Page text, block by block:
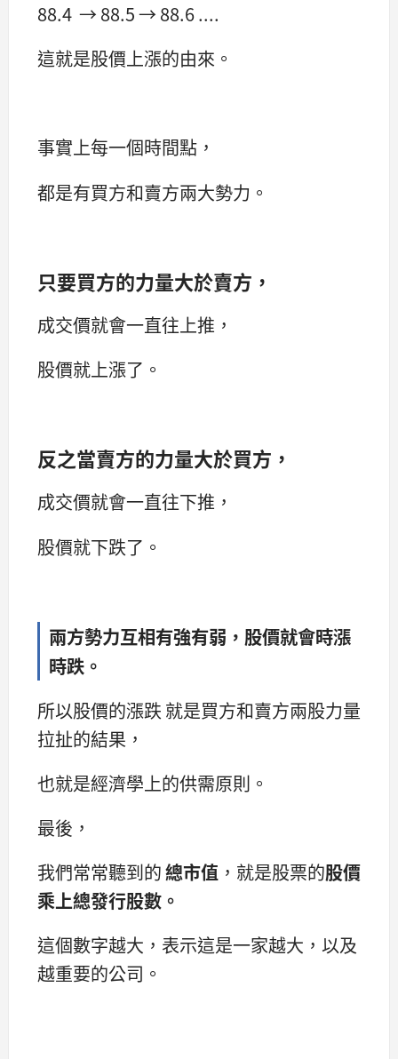
88.4 → 88.5 → 88.6 ....
這就是股價上漲的由來。
事實上每一個時間點，
都是有買方和賣方兩大勢力。
只要買方的力量大於賣方，
成交價就會一直往上推，
股價就上漲了。
反之當賣方的力量大於買方，
成交價就會一直往下推，
股價就下跌了。
兩方勢力互相有強有弱，股價就會時漲
時跌。
所以股價的漲跌 就是買方和賣方兩股力量
拉扯的結果，
也就是經濟學上的供需原則。
最後，
我們常常聽到的總市值 ，就是股票的股價
乘上總發行股數。
這個數字越大，表示這是一家越大，以及
越重要的公司。